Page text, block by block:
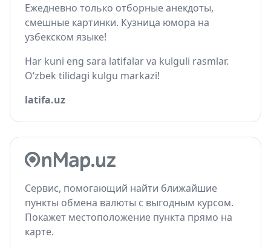
Ежедневно только отборные анекдоты,
смешные картинки. Кузница юмора на
узбекском языке!
Har kuni eng sara latifalar va kulguli rasmlar.
O‘zbek tilidagi kulgu markazi!
latifa.uz
Сервис, помогающий найти ближайшие
пункты обмена валюты с выгодным курсом.
Покажет местоположение пункта прямо на
карте.